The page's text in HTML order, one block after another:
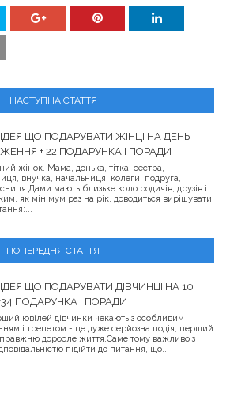
НАСТУПНА СТАТТЯ
ЩО ПОДАРУВАТИ ЖІНЦІ НА ДЕНЬ
+ 22 ПОДАРУНКА І ПОРАДИ
жінок. Мама, донька, тітка, сестра,
внучка, начальниця, колеги, подруга,
мають близьке коло родичів, друзів і
як мінімум раз на рік, доводиться вирішувати
ПОПЕРЕДНЯ СТАТТЯ
ЩО ПОДАРУВАТИ ДІВЧИНЦІ НА 10
ПОДАРУНКА І ПОРАДИ
ювілей дівчинки чекають з особливим
і трепетом - це дуже серйозна подія, перший
доросле життя.Саме тому важливо з
підійти до питання, що...